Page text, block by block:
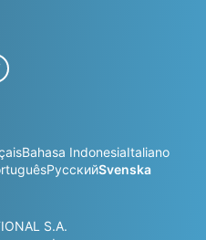
Bahasa IndonesiaItaliano
РусскийSvenska
S.A.